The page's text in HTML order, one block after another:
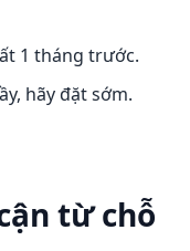
1 tháng trước.
hãy đặt sớm.
từ chỗ